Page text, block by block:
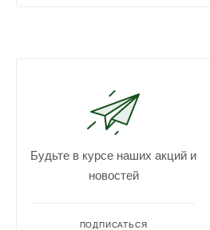
Будьте в курсе наших акций и
новостей
ПОДПИСАТЬСЯ